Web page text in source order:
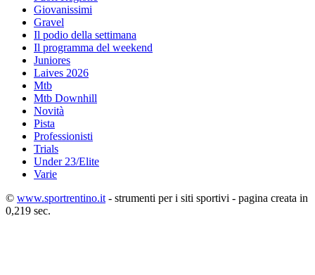
Giovanissimi
Gravel
Il podio della settimana
Il programma del weekend
Juniores
Laives 2026
Mtb
Mtb Downhill
Novità
Pista
Professionisti
Trials
Under 23/Elite
Varie
© www.sportrentino.it- strumenti per i siti sportivi - pagina creata in
0,219 sec.